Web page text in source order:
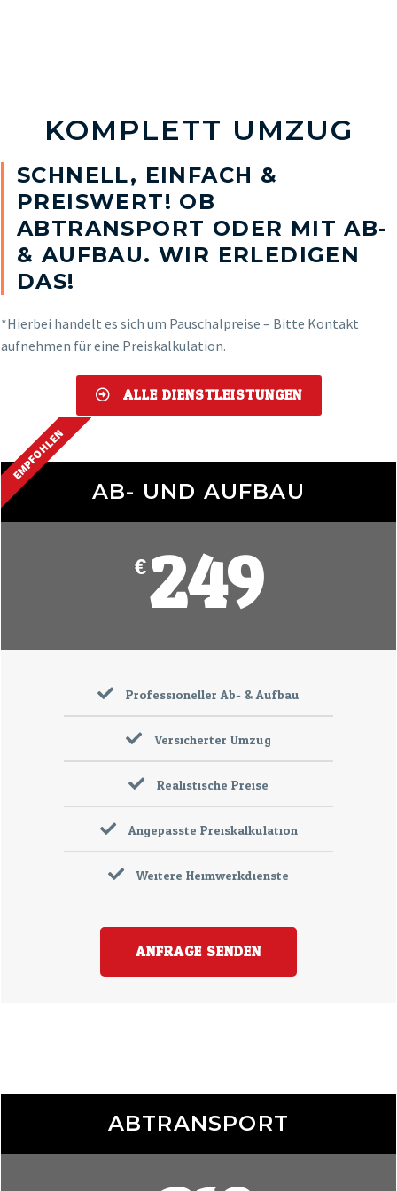
KOMPLETT UMZUG
SCHNELL, EINFACH &
PREISWERT! OB
ABTRANSPORT ODER MIT AB-
& AUFBAU. WIR ERLEDIGEN
DAS!
*Hierbei handelt es sich um Pauschalpreise – Bitte Kontakt
aufnehmen für eine Preiskalkulation.
ALLE DIENSTLEISTUNGEN
AB- UND AUFBAU
€249
Professioneller Ab- & Aufbau
Versicherter Umzug
Realistische Preise
Angepasste Preiskalkulation
Weitere Heimwerkdienste
ANFRAGE SENDEN
EMPFOHLEN
ABTRANSPORT